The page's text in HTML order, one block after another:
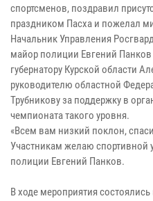
спортсменов, поздравил
праздником Пасха и пожелал
Начальник Управления
майор полиции Евгений
губернатору Курской области
руководителю областной
Трубникову за поддержку в
чемпионата такого уровня.
«Всем вам низкий поклон,
Участникам желаю спортивной
полиции Евгений Панков.
В ходе мероприятия